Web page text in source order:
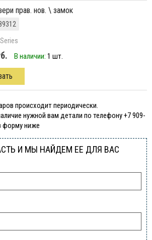
прав. нов. \ замок
В наличии: 1 шт.
происходит периодически.
нужной вам детали по телефону +7 909-
форму ниже
И МЫ НАЙДЕМ ЕЕ ДЛЯ ВАС